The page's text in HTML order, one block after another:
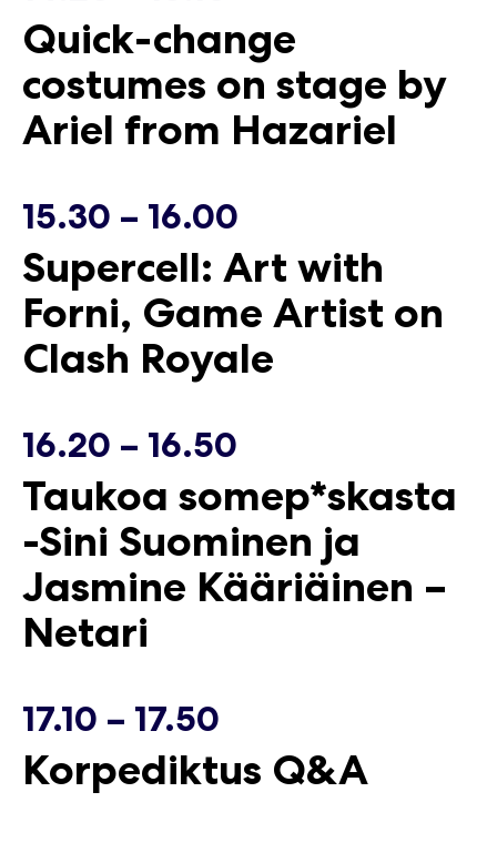
Quick-change
costumes on stage by
Ariel from Hazariel
15.30 – 16.00
Supercell: Art with
Forni, Game Artist on
Clash Royale
16.20 – 16.50
Taukoa somep*skasta
-Sini Suominen ja
Jasmine Kääriäinen –
Netari
17.10 – 17.50
Korpediktus Q&A